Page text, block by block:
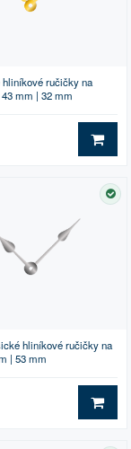
ručičky na
mm | 32 mm
DO
hliníkové ručičky na
| 53 mm
DO